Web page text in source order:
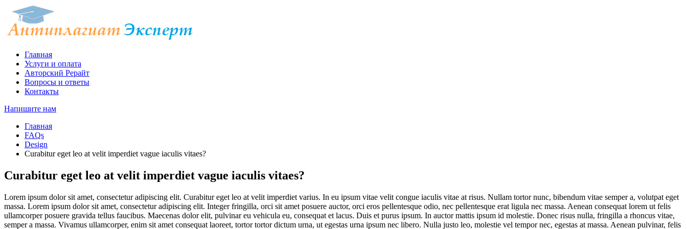
Главная
Услуги и оплата
Авторский Рерайт
Вопросы и ответы
Контакты
Напишите нам
Главная
FAQs
Design
Curabitur eget leo at velit imperdiet vague iaculis vitaes?
Curabitur eget leo at velit imperdiet vague iaculis vitaes?
Lorem ipsum dolor sit amet, consectetur adipiscing elit. Curabitur eget leo at velit imperdiet varius. In eu ipsum vitae velit congue iaculis vitae at risus. Nullam tortor nunc, bibendum vitae semper a, volutpat eget
massa. Lorem ipsum dolor sit amet, consectetur adipiscing elit. Integer fringilla, orci sit amet posuere auctor, orci eros pellentesque odio, nec pellentesque erat ligula nec massa. Aenean consequat lorem ut felis
ullamcorper posuere gravida tellus faucibus. Maecenas dolor elit, pulvinar eu vehicula eu, consequat et lacus. Duis et purus ipsum. In auctor mattis ipsum id molestie. Donec risus nulla, fringilla a rhoncus vitae,
semper a massa. Vivamus ullamcorper, enim sit amet consequat laoreet, tortor tortor dictum urna, ut egestas urna ipsum nec libero. Nulla justo leo, molestie vel tempor nec, egestas at massa. Aenean pulvinar, felis